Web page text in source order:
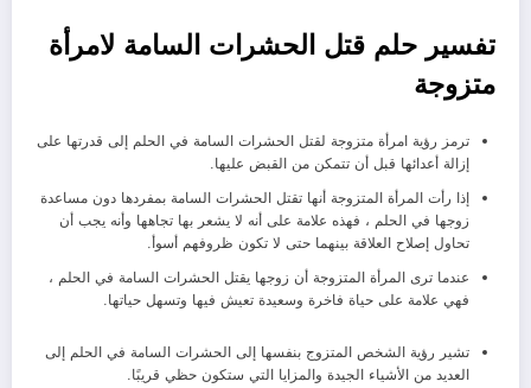
تفسير حلم قتل الحشرات السامة لامرأة
متزوجة
ترمز رؤية امرأة متزوجة لقتل الحشرات السامة في الحلم إلى قدرتها على
إزالة أعدائها قبل أن تتمكن من القبض عليها.
إذا رأت المرأة المتزوجة أنها تقتل الحشرات السامة بمفردها دون مساعدة
زوجها في الحلم ، فهذه علامة على أنه لا يشعر بها تجاهها وأنه يجب أن
تحاول إصلاح العلاقة بينهما حتى لا تكون ظروفهم أسوأ.
عندما ترى المرأة المتزوجة أن زوجها يقتل الحشرات السامة في الحلم ،
فهي علامة على حياة فاخرة وسعيدة تعيش فيها وتسهل حياتها.
تشير رؤية الشخص المتزوج بنفسها إلى الحشرات السامة في الحلم إلى
العديد من الأشياء الجيدة والمزايا التي ستكون حظي قريبًا.